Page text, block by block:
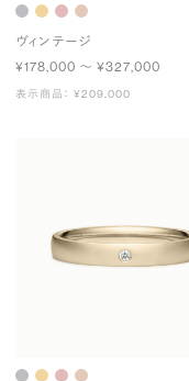
ヴィンテージ
¥178,000 〜 ¥327,000
表示商品： ¥209,000